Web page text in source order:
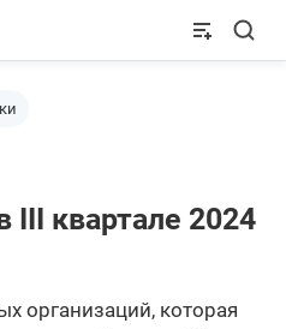
III квартале 2024
организаций, которая